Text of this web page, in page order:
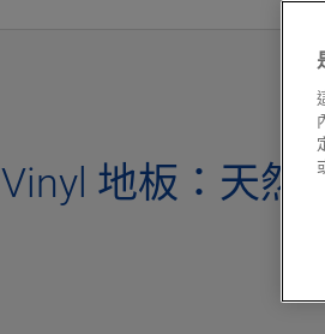
Vinyl 地板：天然